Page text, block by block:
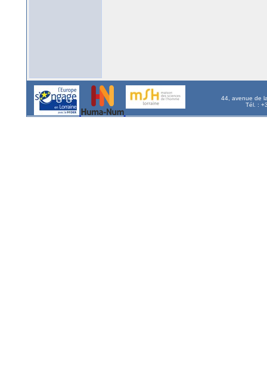
44, avenue de
Tél. :